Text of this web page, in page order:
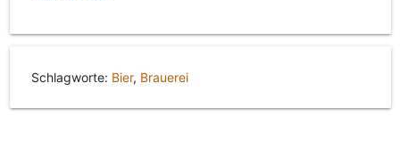
Schlagworte: Bier, Brauerei